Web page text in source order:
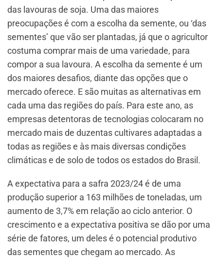
das lavouras de soja. Uma das maiores
preocupações é com a escolha da semente, ou ‘das
sementes’ que vão ser plantadas, já que o agricultor
costuma comprar mais de uma variedade, para
compor a sua lavoura. A escolha da semente é um
dos maiores desafios, diante das opções que o
mercado oferece. E são muitas as alternativas em
cada uma das regiões do país. Para este ano, as
empresas detentoras de tecnologias colocaram no
mercado mais de duzentas cultivares adaptadas a
todas as regiões e às mais diversas condições
climáticas e de solo de todos os estados do Brasil.
A expectativa para a safra 2023/24 é de uma
produção superior a 163 milhões de toneladas, um
aumento de 3,7% em relação ao ciclo anterior. O
crescimento e a expectativa positiva se dão por uma
série de fatores, um deles é o potencial produtivo
das sementes que chegam ao mercado. As